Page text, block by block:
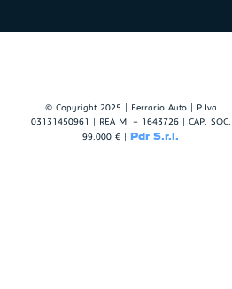
© Copyright 2025 | Ferrario Auto | P.Iva
03131450961 | REA MI – 1643726 | CAP. SOC.
99.000 € | Pdr S.r.l.